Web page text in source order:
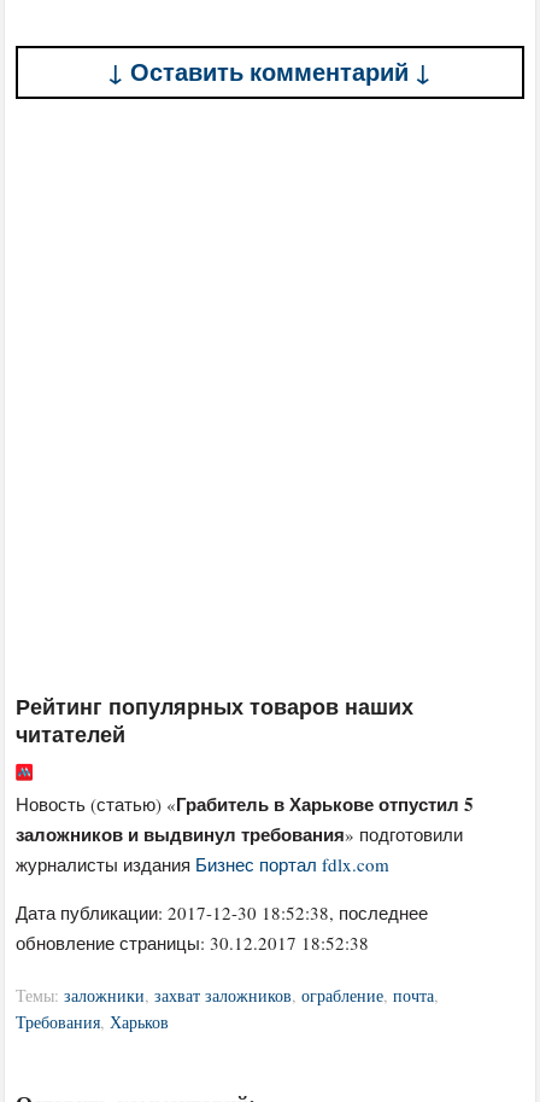
↓ Оставить комментарий ↓
Рейтинг популярных товаров наших
читателей
Новость (статью) «Грабитель в Харькове отпустил 5
заложников и выдвинул требования» подготовили
журналисты издания Бизнес портал fdlx.com
Дата публикации:2017-12-30 18:52:38, последнее
обновление страницы: 30.12.2017 18:52:38
Темы:заложники,захват заложников,ограбление,почта,
Требования,Харьков